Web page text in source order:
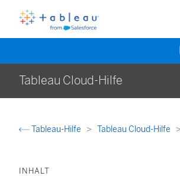
Tableau Cloud-Hilfe
Tableau-Hilfe Tableau Cloud-Hilfe
INHALT